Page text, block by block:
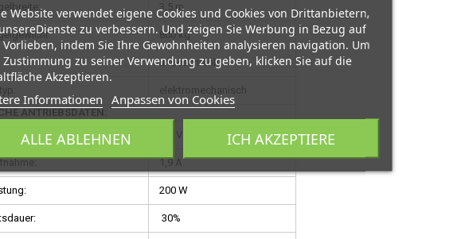
3,5 m
800 kg
unbeschränkt
elektromechanisch
ANTRIEBSDATEN:
230 V / 230 V
1,9 A
200 W
30%
Website verwendet eigene Cookies und Cookies von Drittanbietern,
zu verbessern. Und zeigen Sie Werbung in Bezug auf
indem Sie Ihre Gewohnheiten analysieren navigation. Um
zu seiner Verwendung zu geben, klicken Sie auf die
Akzeptieren.
Informationen Anpassen von Cookies
ALLE ABLEHNEN ICH AKZEPTIERE